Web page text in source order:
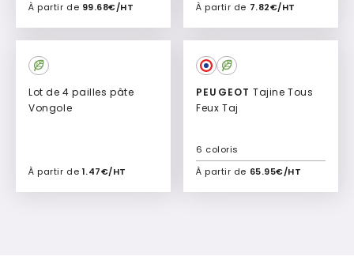
À partir de 99.68€/HT
Ajouter à mon devis
À partir de 7.82€/HT
Ajouter à mon devis
Lot de 4 pailles pâte
Vongole
À partir de 1.47€/HT
Ajouter à mon devis
PEUGEOT
Feux Taj
À partir de 65.95€/HT
6 coloris
Ajouter à mon devis